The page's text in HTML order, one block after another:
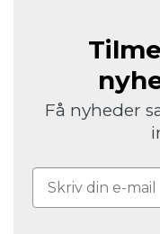
Få nyheder